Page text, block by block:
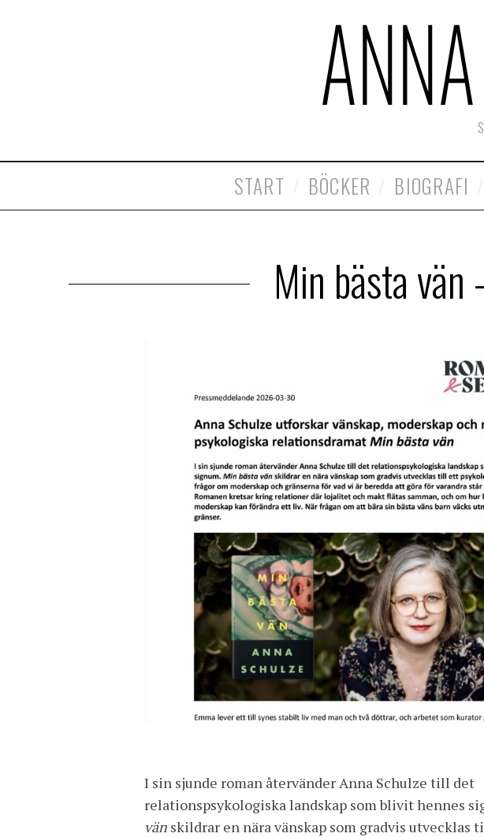
START BÖCKER BIOGRAFI
Min bästa
I sin sjunde roman återvänder Anna Schulze till det
relationspsykologiska landskap som blivit hennes
vän skildrar en nära vänskap som gradvis utvecklas